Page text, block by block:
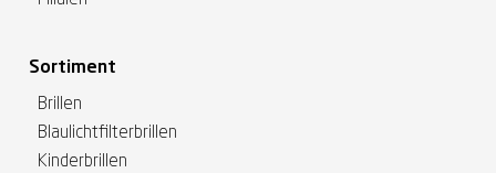
Sortiment
Brillen
Blaulichtfilterbrillen
Kinderbrillen